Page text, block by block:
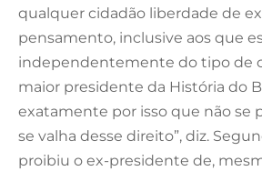
qualquer cidadão liberdade de
pensamento, inclusive aos que
independentemente do tipo de
maior presidente da História do
exatamente por isso que não se
se valha desse direito”, diz.
proibiu o ex-presidente de,